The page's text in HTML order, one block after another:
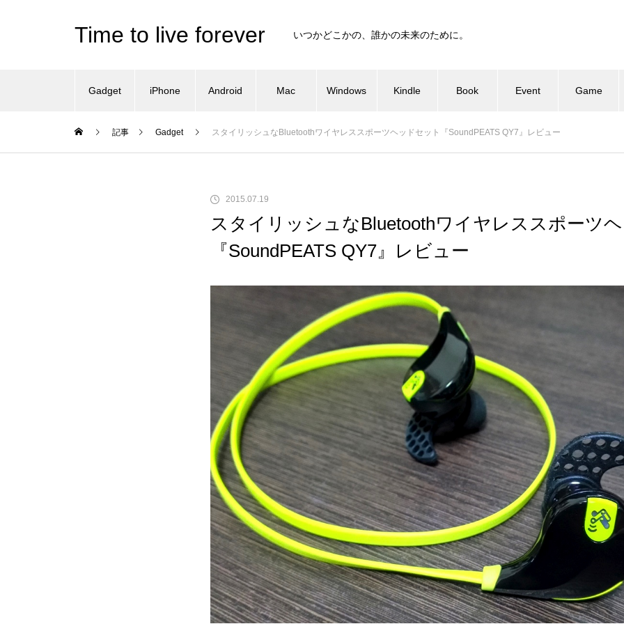
Time to live forever いつかどこかの、誰かの未来のために。
Gadget iPhone Android Mac Windows Kindle Book Event Game
記事 Gadget スタイリッシュなBluetoothワイヤレススポーツヘッドセット『SoundPEATS QY7』レビュー
2015.07.19
スタイリッシュなBluetoothワイヤレススポーツ
『SoundPEATS QY7』レビュー